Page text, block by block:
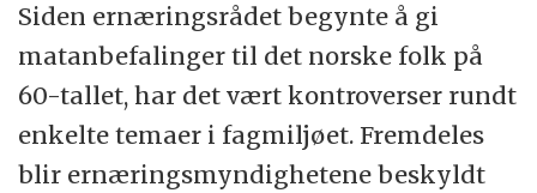
Siden ernæringsrådet begynte å gi
matanbefalinger til det norske folk på
60-tallet, har det vært kontroverser rundt
enkelte temaer i fagmiljøet. Fremdeles
blir ernæringsmyndighetene beskyldt